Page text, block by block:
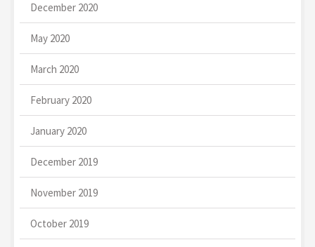
December 2020
May 2020
March 2020
February 2020
January 2020
December 2019
November 2019
October 2019